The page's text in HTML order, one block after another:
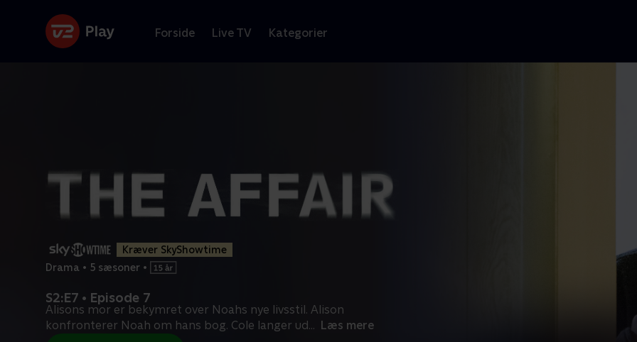
Forside Live TV Kategorier
Kræver SkyShowtime
Drama • 5 sæsoner •
S2:E7 • Episode 7
Alisons mor er bekymret over Noahs nye livsstil. Alison
konfronterer Noah om hans bog. Cole langer ud... Læs mere